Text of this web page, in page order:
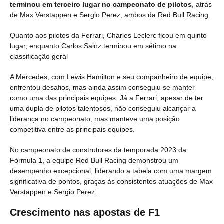
terminou em terceiro lugar no campeonato de pilotos , atrás
de Max Verstappen e Sergio Perez, ambos da Red Bull Racing.
Quanto aos pilotos da Ferrari, Charles Leclerc ficou em quinto
lugar, enquanto Carlos Sainz terminou em sétimo na
classificação geral​
A Mercedes, com Lewis Hamilton e seu companheiro de equipe,
enfrentou desafios, mas ainda assim conseguiu se manter
como uma das principais equipes. Já a Ferrari, apesar de ter
uma dupla de pilotos talentosos, não conseguiu alcançar a
liderança no campeonato, mas manteve uma posição
competitiva entre as principais equipes.
No campeonato de construtores da temporada 2023 da
Fórmula 1, a equipe Red Bull Racing demonstrou um
desempenho excepcional, liderando a tabela com uma margem
significativa de pontos, graças às consistentes atuações de Max
Verstappen e Sergio Perez.
Crescimento nas apostas de F1